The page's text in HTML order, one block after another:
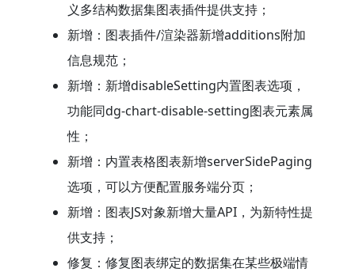
义多结构数据集图表插件提供支持；
新增：图表插件/渲染器新增additions附加
信息规范；
新增：新增disableSetting内置图表选项，
功能同dg-chart-disable-setting图表元素属
性；
新增：内置表格图表新增serverSidePaging
选项，可以方便配置服务端分页；
新增：图表JS对象新增大量API，为新特性提
供支持；
修复：修复图表绑定的数据集在某些极端情